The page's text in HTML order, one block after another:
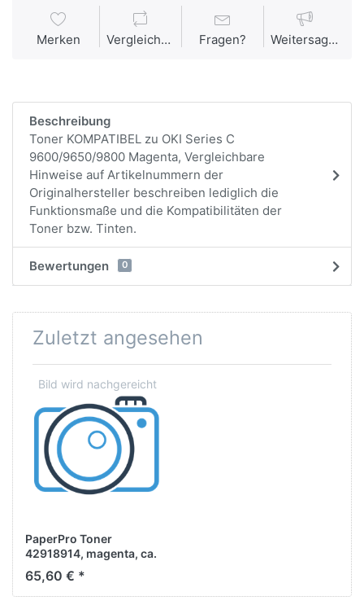
Merken Vergleichen Fragen? Weitersagen
Beschreibung
Toner KOMPATIBEL zu OKI Series C
9600/9650/9800 Magenta, Vergleichbare
Hinweise auf Artikelnummern der
Originalhersteller beschreiben lediglich die
Funktionsmaße und die Kompatibilitäten der
Toner bzw. Tinten.
Bewertungen 0
Zuletzt angesehen
PaperPro Toner
42918914, magenta, ca.
15.000 Seiten
65,60 € *